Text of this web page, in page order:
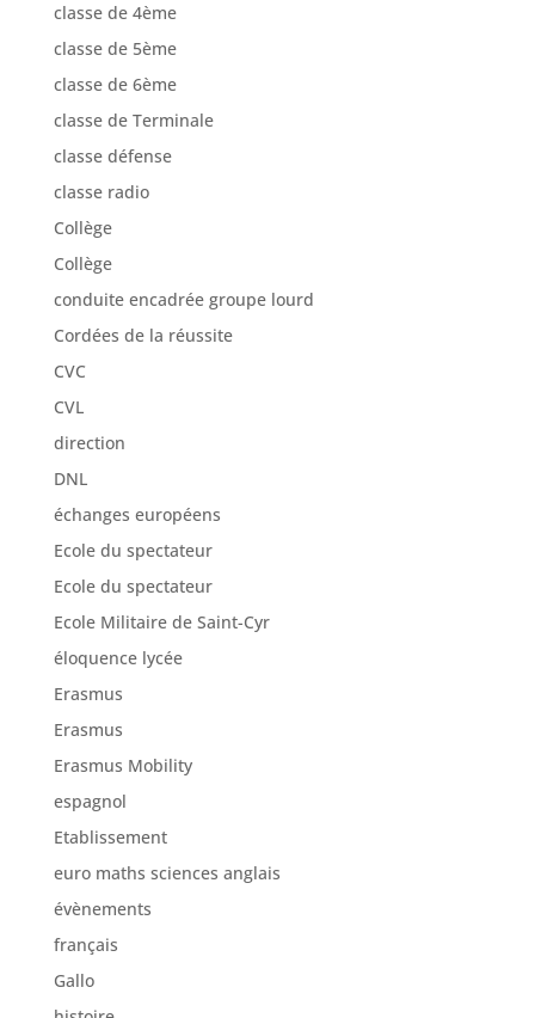
classe de 4ème
classe de 5ème
classe de 6ème
classe de Terminale
classe défense
classe radio
Collège
Collège
conduite encadrée groupe lourd
Cordées de la réussite
CVC
CVL
direction
DNL
échanges européens
Ecole du spectateur
Ecole du spectateur
Ecole Militaire de Saint-Cyr
éloquence lycée
Erasmus
Erasmus
Erasmus Mobility
espagnol
Etablissement
euro maths sciences anglais
évènements
français
Gallo